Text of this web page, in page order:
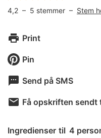
4,2 – 5 stemmer – Stem
Print
Pin
Send på SMS
Få opskriften sendt
Ingredienser til 4